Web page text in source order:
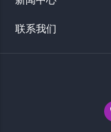
联系我们